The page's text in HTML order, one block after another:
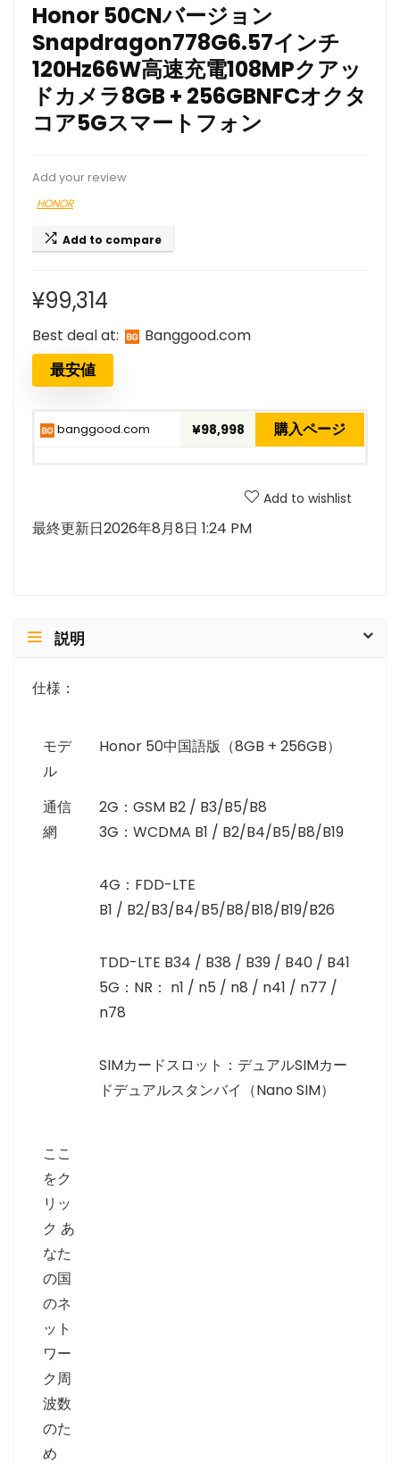
Honor 50CNバージョン
Snapdragon778G6.57インチ
120Hz66W高速充電108MPクアッ
ドカメラ8GB + 256GBNFCオクタ
コア5Gスマートフォン
Add your review
HONOR
Add to compare
¥99,314
Best deal at: banggood.com
最安値
banggood.com ¥98,998 購入ページ
Add to wishlist
最終更新日2026年8月8日 1:24 PM
説明
仕様：
モデ
ル
Honor 50中国語版（8GB + 256GB）
通信
網
2G：GSM B2 / B3/B5/B8
3G：WCDMA B1 / B2/B4/B5/B8/B19
4G：FDD-LTE
B1 / B2/B3/B4/B5/B8/B18/B19/B26
TDD-LTE B34 / B38 / B39 / B40 / B41
5G：NR： n1 / n5 / n8 / n41 / n77 /
n78
SIMカードスロット：デュアルSIMカー
ドデュアルスタンバイ（Nano SIM）
ここ
をク
リッ
ク あ
なた
の国
のネ
ット
ワー
ク周
波数
のた
め